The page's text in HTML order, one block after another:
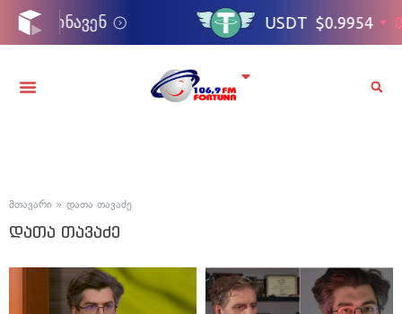
მთავარი » დათა თავაძე
დათა თავაძე